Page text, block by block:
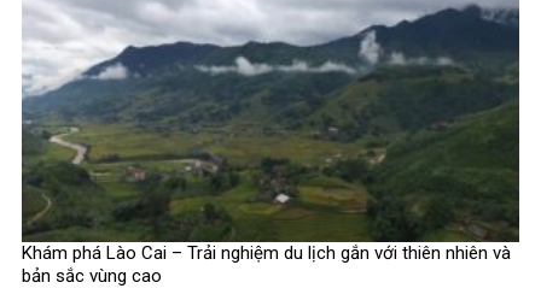
Khám phá Lào Cai – Trải nghiệm du lịch gắn với thiên nhiên và
bản sắc vùng cao